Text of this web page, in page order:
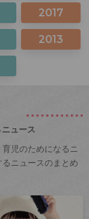
2017
2013
ュース
児のためになるニ
ニュースのまとめ